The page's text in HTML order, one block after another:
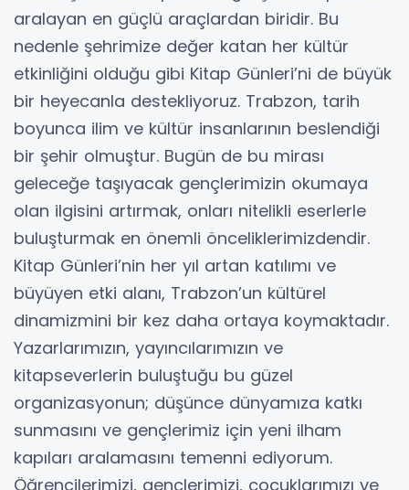
aralayan en güçlü araçlardan biridir. Bu
nedenle şehrimize değer katan her kültür
etkinliğini olduğu gibi Kitap Günleri’ni de büyük
bir heyecanla destekliyoruz. Trabzon, tarih
boyunca ilim ve kültür insanlarının beslendiği
bir şehir olmuştur. Bugün de bu mirası
geleceğe taşıyacak gençlerimizin okumaya
olan ilgisini artırmak, onları nitelikli eserlerle
buluşturmak en önemli önceliklerimizdendir.
Kitap Günleri’nin her yıl artan katılımı ve
büyüyen etki alanı, Trabzon’un kültürel
dinamizmini bir kez daha ortaya koymaktadır.
Yazarlarımızın, yayıncılarımızın ve
kitapseverlerin buluştuğu bu güzel
organizasyonun; düşünce dünyamıza katkı
sunmasını ve gençlerimiz için yeni ilham
kapıları aralamasını temenni ediyorum.
Öğrencilerimizi, gençlerimizi, çocuklarımızı ve